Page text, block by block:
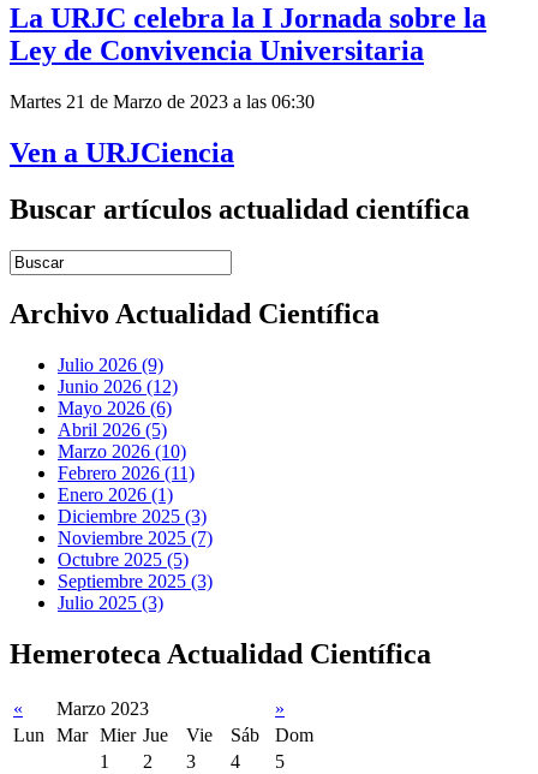
La URJC celebra la I Jornada sobre la
Ley de Convivencia Universitaria
Martes 21 de Marzo de 2023 a las 06:30
Ven a URJCiencia
Buscar artículos actualidad científica
Introduce términos de búsqueda
Archivo Actualidad Científica
Julio 2026 (9)
Junio 2026 (12)
Mayo 2026 (6)
Abril 2026 (5)
Marzo 2026 (10)
Febrero 2026 (11)
Enero 2026 (1)
Diciembre 2025 (3)
Noviembre 2025 (7)
Octubre 2025 (5)
Septiembre 2025 (3)
Julio 2025 (3)
Hemeroteca Actualidad Científica
« Marzo 2023
»
Lun
Mar Mier Jue Vie Sáb
Dom
1
2 3 4
5